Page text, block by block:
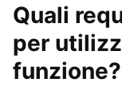
Quali
per
funzione?